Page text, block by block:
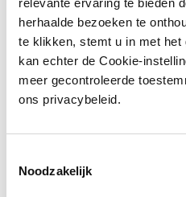
herhaalde bezoeken te
te klikken, stemt u in met
kan echter de Cookie-
meer gecontroleerde
ons privacybeleid.
Noodzakelijk
BENECOL
Benecol est-
ou une pâte
Benecol est-